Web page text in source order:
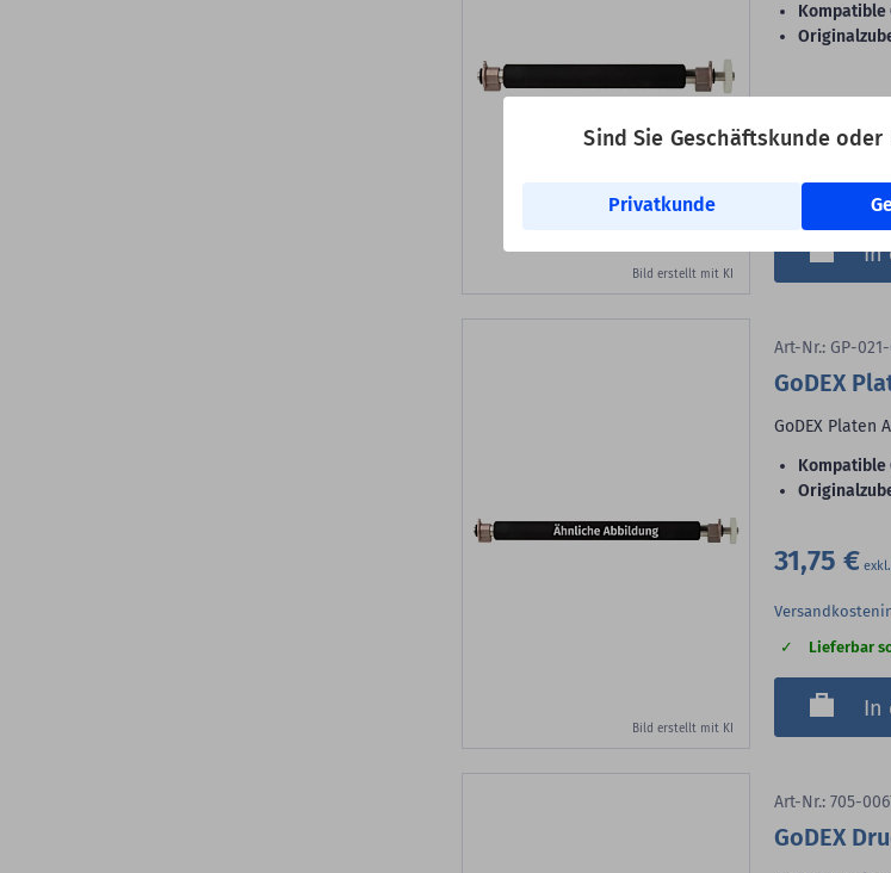
Sind Sie Geschäftskunde oder
Privatkunde
Bild erstellt mit KI
23,95 €
Lieferbar
In
Bild erstellt mit KI
Art-Nr.: GP-
GoDEX
GoDEX Platen
31,75 €
Lieferbar
In
Art-Nr.: 705-
GoDEX